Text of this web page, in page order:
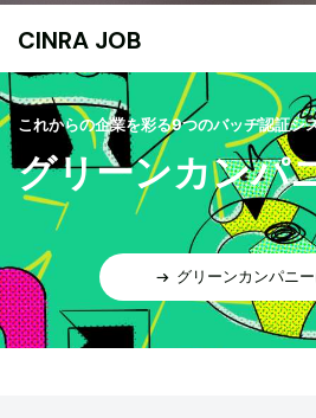
CINRA JOB
これからの企業を彩る9つのバッヂ認証シ
グリーンカンパ
グリーンカンパニ